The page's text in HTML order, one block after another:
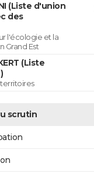
(Liste d'union
des
l'écologie et la
Grand Est
(Liste
scrutin